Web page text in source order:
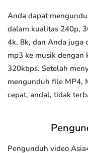
Anda dapat
dalam kualitas 240p,
4k, 8k, dan Anda juga
mp3 ke musik
320kbps. Setelah
mengunduh file MP4,
cepat, andal, tidak
Pengunduh video